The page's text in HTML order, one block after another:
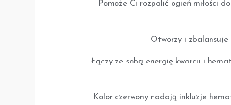
Pomoże Ci rozpalić ogień miłości
Otworzy i zbalansuje
Łączy ze sobą energię kwarcu i
Kolor czerwony nadają inkluzje